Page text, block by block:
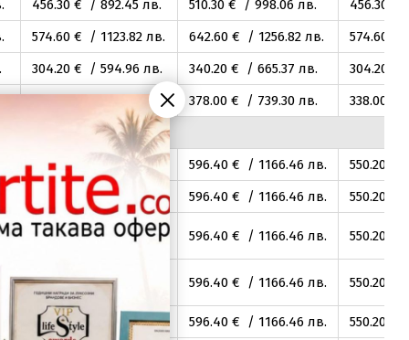
456.30€ / 892.45лв. 510.30€ / 998.06лв. 456.30
574.60€ / 1123.82лв. 642.60€ / 1256.82лв. 574.60
304.20€ / 594.96лв. 340.20€ / 665.37 лв. 304.20
лв. 378.00€ / 739.30лв. 338.00
550.20€ / 1076 .10лв. 596.40€ / 1166.46лв. 550.20
€ / 1076 .10лв. 596.40€ / 1166.46лв. 550.20
550.20€ / 1076.10лв. 596.40€ / 1166.46лв. 550.20
550.20€ / 1076 596.40€ / 1166.46лв. 550.20
550.20€ / 1076 .10лв. 596.40€ / 1166.46лв. 550.20